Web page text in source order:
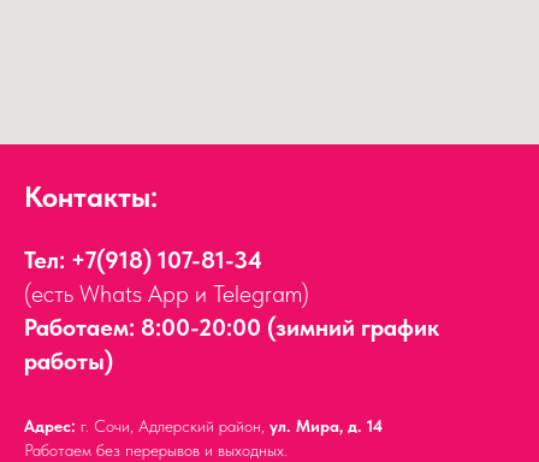
Контакты:
Тел: +7(918) 107-81-34
(есть Whats App и Telegram)
Работаем: 8:00-20:00 (зимний график
работы)
Адрес: г. Сочи, Адлерский район, ул. Мира, д. 14
Работаем без перерывов и выходных.